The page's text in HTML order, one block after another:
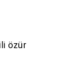
özür